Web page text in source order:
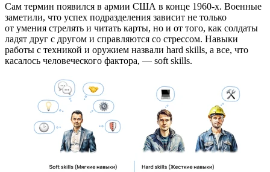
Сам термин появился в армии США в конце 1960-х. Военные
заметили, что успех подразделения зависит не только
от умения стрелять и читать карты, но и от того, как солдаты
ладят друг с другом и справляются со стрессом. Навыки
работы с техникой и оружием назвали hard skills, а все, что
касалось человеческого фактора, — soft skills.